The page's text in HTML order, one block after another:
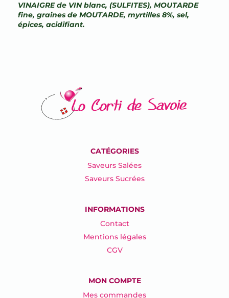
VINAIGRE de VIN blanc, (SULFITES), MOUTARDE
fine, graines de MOUTARDE, myrtilles 8%, sel,
épices, acidifiant.
CATÉGORIES
Saveurs Salées
Saveurs Sucrées
INFORMATIONS
Contact
Mentions légales
CGV
MON COMPTE
Mes commandes